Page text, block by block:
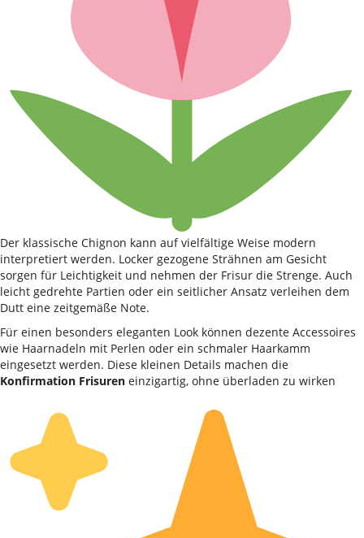
Der klassische Chignon kann auf vielfältige Weise modern
interpretiert werden. Locker gezogene Strähnen am Gesicht
sorgen für Leichtigkeit und nehmen der Frisur die Strenge. Auch
leicht gedrehte Partien oder ein seitlicher Ansatz verleihen dem
Dutt eine zeitgemäße Note.
Für einen besonders eleganten Look können dezente Accessoires
wie Haarnadeln mit Perlen oder ein schmaler Haarkamm
eingesetzt werden. Diese kleinen Details machen die
Konfirmation Frisuren einzigartig, ohne überladen zu wirken